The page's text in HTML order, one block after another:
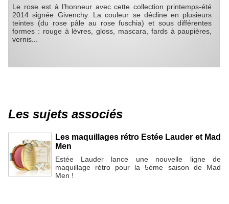
Le rose est à l’honneur avec cette collection printemps-été
2014 signée Givenchy. La couleur se décline en plusieurs
teintes (du rose pâle au rose fuschia) et sous différentes
formes : rouge à lèvres, gloss, mascara, fards à paupières,
vernis...
Les sujets associés
Les maquillages rétro Estée Lauder et Mad
Men
Estée Lauder lance une nouvelle ligne de
maquillage rétro pour la 5ème saison de Mad
Men !